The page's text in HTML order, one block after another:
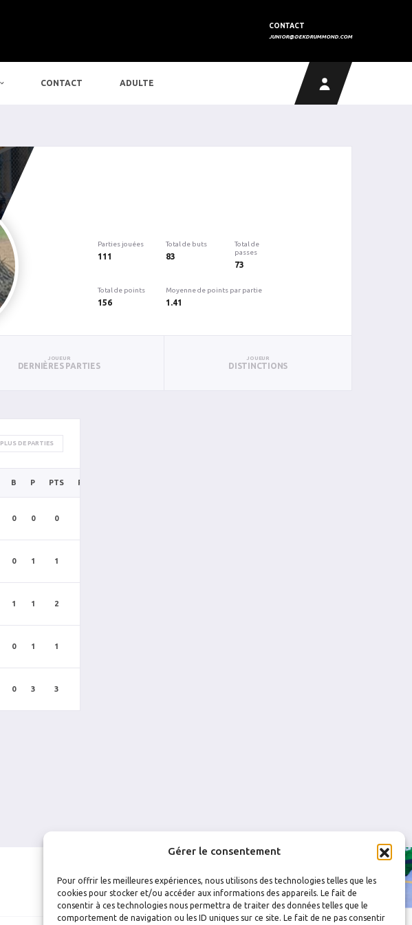
Gérer le consentement
Pour offrir les meilleures expériences, nous utilisons des technologies telles que les
cookies pour stocker et/ou accéder aux informations des appareils. Le fait de
consentir à ces technologies nous permettra de traiter des données telles que le
comportement de navigation ou les ID uniques sur ce site. Le fait de ne pas consentir
CONTACT
JUNIOR@DEKDRUMMOND.COM
CONTACT ADULTE
Parties jouées
111
Total de buts
83
Total de
passes
73
Total de points
156
Moyenne de points par partie
1.41
JOUEUR
DERNIÈRES PARTIES
JOUEUR
DISTINCTIONS
PLUS DE PARTIES
B P PTS PUN
0 0 0
0 1 1
1 1 2
0 1 1
0 3 3